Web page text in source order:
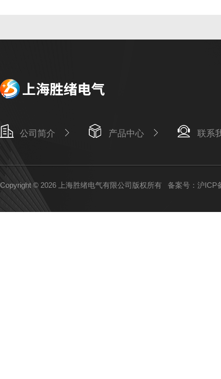
公司简介 产品中心 联系
Copyright © 2026 上海胜绪电气有限公司版权所有 备案号：沪ICP